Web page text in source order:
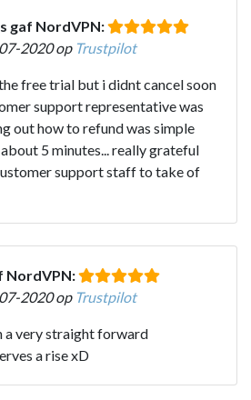
gaf NordVPN:
2020 op Trustpilot
free trial but i didnt cancel soon
support representative was
out how to refund was simple
5 minutes... really grateful
support staff to take of
NordVPN:
2020 op Trustpilot
a very straight forward
a rise xD